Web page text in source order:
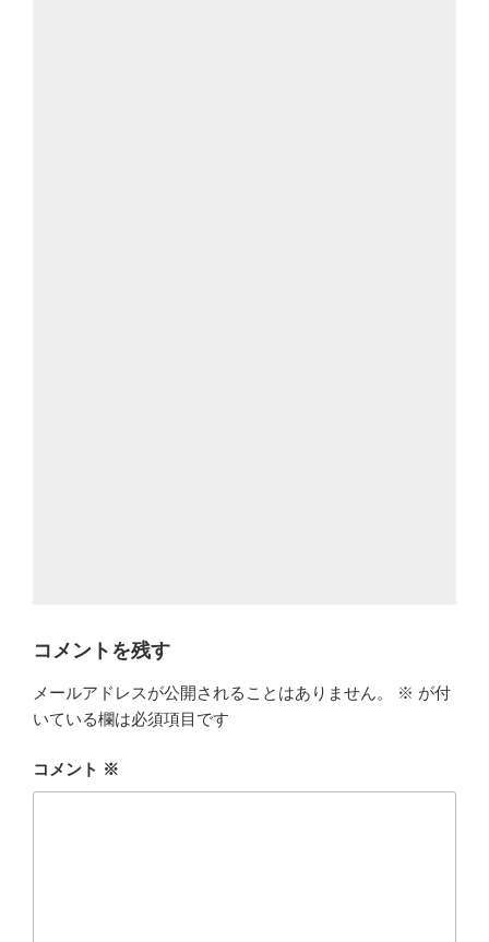
コメントを残す
メールアドレスが公開されることはありません。 ※ が付
いている欄は必須項目です
コメント ※